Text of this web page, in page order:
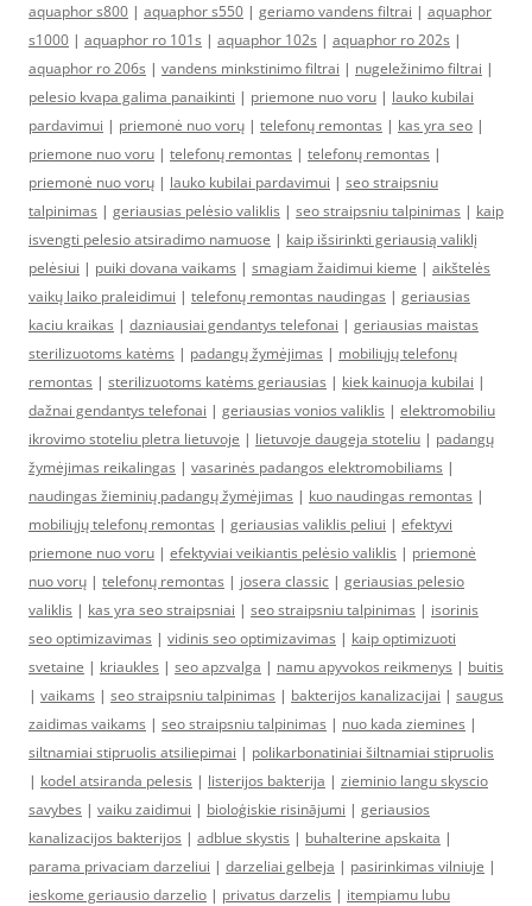
aquaphor s800 | aquaphor s550 | geriamo vandens filtrai | aquaphor
s1000 | aquaphor ro 101s | aquaphor 102s | aquaphor ro 202s |
aquaphor ro 206s | vandens minkstinimo filtrai | nugeležinimo filtrai |
pelesio kvapa galima panaikinti | priemone nuo voru | lauko kubilai
pardavimui | priemonė nuo vorų | telefonų remontas | kas yra seo |
priemone nuo voru | telefonų remontas | telefonų remontas |
priemonė nuo vorų | lauko kubilai pardavimui | seo straipsniu
talpinimas | geriausias pelėsio valiklis | seo straipsniu talpinimas | kaip
isvengti pelesio atsiradimo namuose | kaip išsirinkti geriausią valiklį
pelėsiui | puiki dovana vaikams | smagiam žaidimui kieme | aikštelės
vaikų laiko praleidimui | telefonų remontas naudingas | geriausias
kaciu kraikas | dazniausiai gendantys telefonai | geriausias maistas
sterilizuotoms katėms | padangų žymėjimas | mobiliųjų telefonų
remontas | sterilizuotoms katėms geriausias | kiek kainuoja kubilai |
dažnai gendantys telefonai | geriausias vonios valiklis | elektromobiliu
ikrovimo stoteliu pletra lietuvoje | lietuvoje daugeja stoteliu | padangų
žymėjimas reikalingas | vasarinės padangos elektromobiliams |
naudingas žieminių padangų žymėjimas | kuo naudingas remontas |
mobiliųjų telefonų remontas | geriausias valiklis peliui | efektyvi
priemone nuo voru | efektyviai veikiantis pelėsio valiklis | priemonė
nuo vorų | telefonų remontas | josera classic | geriausias pelesio
valiklis | kas yra seo straipsniai | seo straipsniu talpinimas | isorinis
seo optimizavimas | vidinis seo optimizavimas | kaip optimizuoti
svetaine | kriaukles | seo apzvalga | namu apyvokos reikmenys | buitis
| vaikams | seo straipsniu talpinimas | bakterijos kanalizacijai | saugus
zaidimas vaikams | seo straipsniu talpinimas | nuo kada ziemines |
siltnamiai stipruolis atsiliepimai | polikarbonatiniai šiltnamiai stipruolis
| kodel atsiranda pelesis | listerijos bakterija | zieminio langu skyscio
savybes | vaiku zaidimui | bioloģiskie risinājumi | geriausios
kanalizacijos bakterijos | adblue skystis | buhalterine apskaita |
parama privaciam darzeliui | darzeliai gelbeja | pasirinkimas vilniuje |
ieskome geriausio darzelio | privatus darzelis | itempiamu lubu